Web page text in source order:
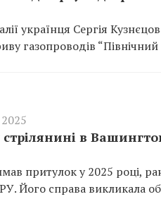
українця Сергія
газопроводів “Північний
в
притулок у 2025 році,
Його справа викликала